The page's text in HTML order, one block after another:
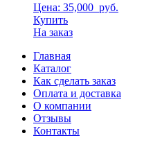
Цена: 35,000 руб.
Купить
На заказ
Главная
Каталог
Как сделать заказ
Оплата и доставка
О компании
Отзывы
Контакты